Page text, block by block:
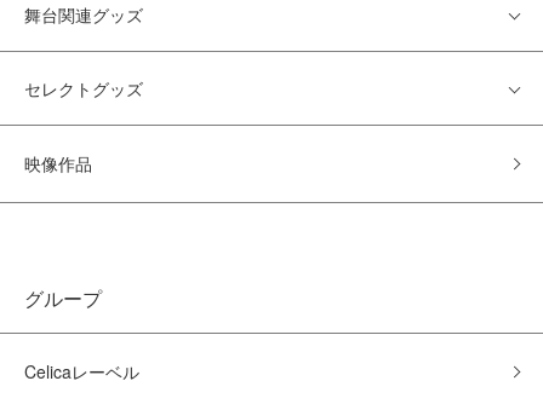
舞台関連グッズ
セレクトグッズ
映像作品
グループ
Celicaレーベル